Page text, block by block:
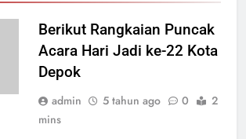
Berikut Rangkaian Puncak
Acara Hari Jadi ke-22 Kota
Depok
admin 5 tahun ago 0
2
mins